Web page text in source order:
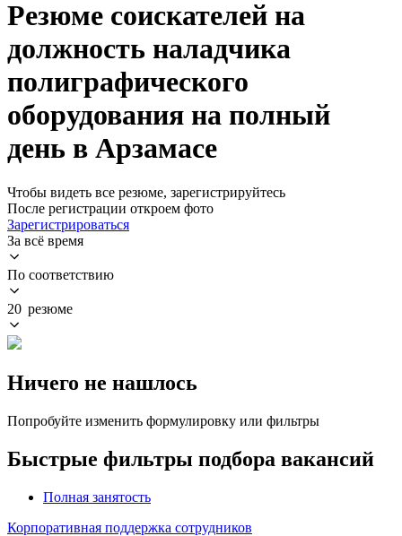
Резюме соискателей на
должность наладчика
полиграфического
оборудования на полный
день в Арзамасе
Чтобы видеть все резюме, зарегистрируйтесь
После регистрации откроем фото
Зарегистрироваться
За всё время
По соответствию
20 резюме
Ничего не нашлось
Попробуйте изменить формулировку или фильтры
Быстрые фильтры подбора вакансий
Полная занятость
Корпоративная поддержка сотрудников